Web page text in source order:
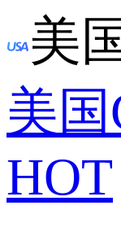
美
美
HOT